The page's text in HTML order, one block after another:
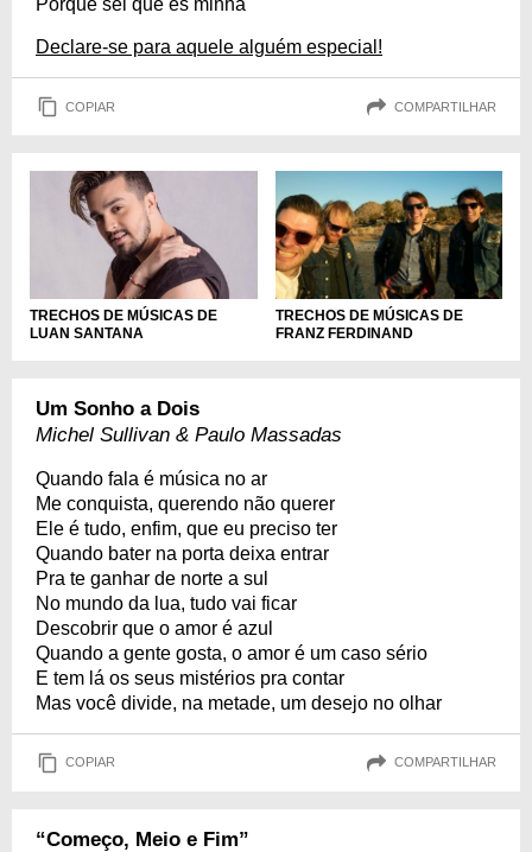
Porque sei que és minha
Declare-se para aquele alguém especial!
COPIAR COMPARTILHAR
TRECHOS DE MÚSICAS DE
LUAN SANTANA
TRECHOS DE MÚSICAS DE
FRANZ FERDINAND
Um Sonho a Dois
Michel Sullivan & Paulo Massadas
Quando fala é música no ar
Me conquista, querendo não querer
Ele é tudo, enfim, que eu preciso ter
Quando bater na porta deixa entrar
Pra te ganhar de norte a sul
No mundo da lua, tudo vai ficar
Descobrir que o amor é azul
Quando a gente gosta, o amor é um caso sério
E tem lá os seus mistérios pra contar
Mas você divide, na metade, um desejo no olhar
COPIAR COMPARTILHAR
“Começo, Meio e Fim”